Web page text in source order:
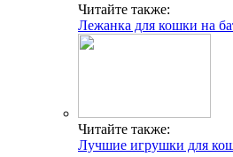
Читайте также:
Лежанка для кошки на
Читайте также:
Лучшие игрушки для